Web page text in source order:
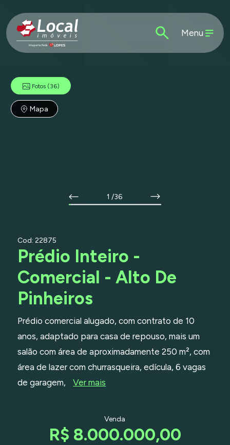
Menu
Fotos (36)
Mapa
1 /36
Cod: 22875
Prédio Inteiro -
Comercial - Alto De
Pinheiros
Prédio comercial alugado, com contrato de 10
anos, adaptado para casa de repouso, mais um
salão com área de aproximadamente 250 m², com
área de lazer com churrasqueira, edícula, 6 vagas
de garagem,
Ver mais
Venda
R$ 8.000.000,00